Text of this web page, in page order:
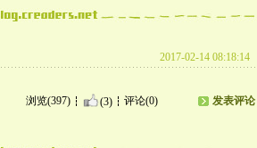
2017-02-14 08:18:14
浏览(397) (3) 评论(0) 发表评论